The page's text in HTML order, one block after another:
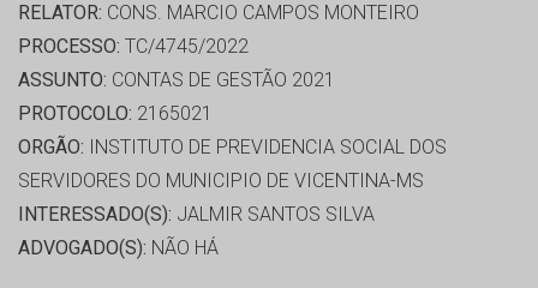
RELATOR: CONS. MARCIO CAMPOS MONTEIRO
PROCESSO: TC/4745/2022
ASSUNTO: CONTAS DE GESTÃO 2021
PROTOCOLO: 2165021
ORGÃO: INSTITUTO DE PREVIDENCIA SOCIAL DOS
SERVIDORES DO MUNICIPIO DE VICENTINA-MS
INTERESSADO(S): JALMIR SANTOS SILVA
ADVOGADO(S): NÃO HÁ